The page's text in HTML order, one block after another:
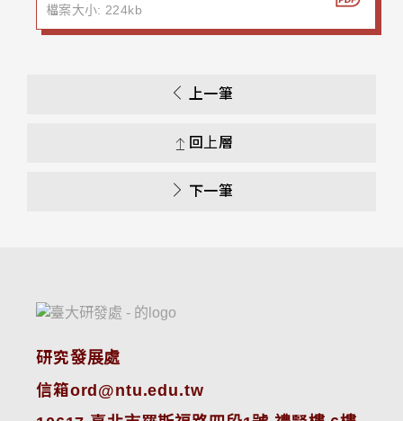
檔案大小: 224kb
上一筆
回上層
下一筆
研究發展處
信箱ord@ntu.edu.tw